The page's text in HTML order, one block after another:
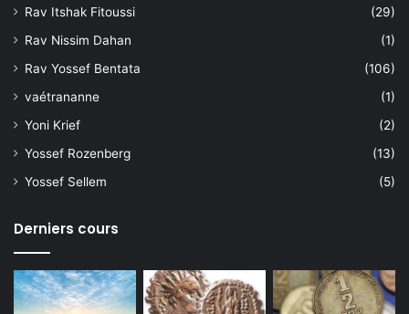
Rav Itshak Fitoussi
(29)
Rav Nissim Dahan
(1)
Rav Yossef Bentata
(106)
vaétrananne
(1)
Yoni Krief
(2)
Yossef Rozenberg
(13)
Yossef Sellem
(5)
Derniers cours